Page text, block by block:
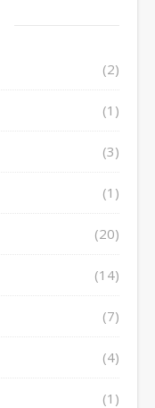
(2)
(1)
(3)
(1)
(20)
(14)
(7)
(4)
(1)